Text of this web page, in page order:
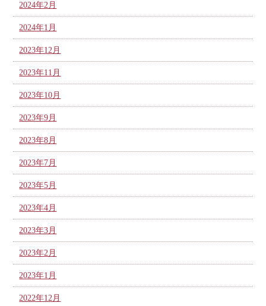
2024年2月
2024年1月
2023年12月
2023年11月
2023年10月
2023年9月
2023年8月
2023年7月
2023年5月
2023年4月
2023年3月
2023年2月
2023年1月
2022年12月